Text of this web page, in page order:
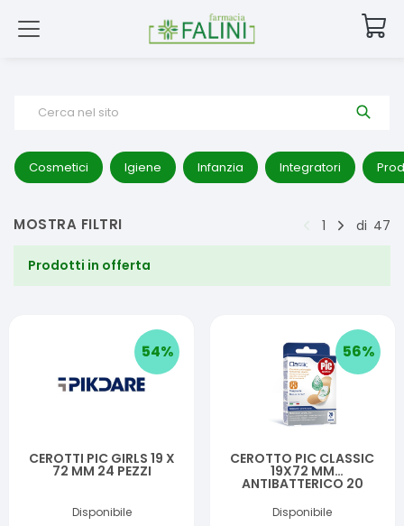
Cerca nel sito
Cosmetici Igiene Infanzia Integratori
MOSTRA FILTRI 1 di 47
Prodotti in offerta
54%
CEROTTI PIC GIRLS 19 X
72 MM 24 PEZZI
Disponibile
56%
CEROTTO PIC CLASSIC
19X72 MM
ANTIBATTERICO 20
Disponibile